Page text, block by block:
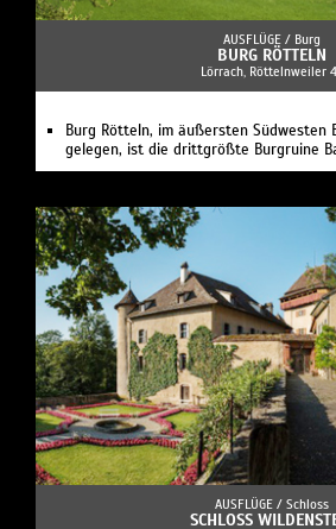
AUSFLÜGE / Burg
BURG RÖTTELN
Lörrach, Röttelnweiler
Burg Rötteln, im äußersten Südwesten
gelegen, ist die drittgrößte Burgruine
AUSFLÜGE / Schloss
SCHLOSS